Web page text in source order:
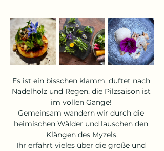
Es ist ein bisschen klamm, duftet nach
Nadelholz und Regen, die Pilzsaison ist
im vollen Gange!
Gemeinsam wandern wir durch die
heimischen Wälder und lauschen den
Klängen des Myzels.
Ihr erfahrt vieles über die große und